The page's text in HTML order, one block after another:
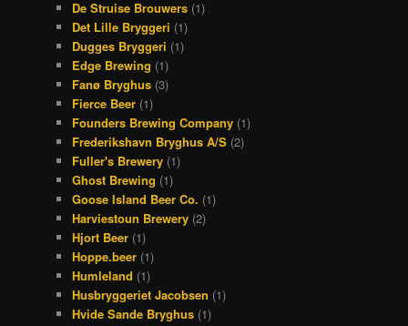
De Struise Brouwers (1)
Det Lille Bryggeri (1)
Dugges Bryggeri (1)
Edge Brewing (1)
Fanø Bryghus (3)
Fierce Beer (1)
Founders Brewing Company (1)
Frederikshavn Bryghus A/S (2)
Fuller's Brewery (1)
Ghost Brewing (1)
Goose Island Beer Co. (1)
Harviestoun Brewery (2)
Hjort Beer (1)
Hoppe.beer (1)
Humleland (1)
Husbryggeriet Jacobsen (1)
Hvide Sande Bryghus (1)